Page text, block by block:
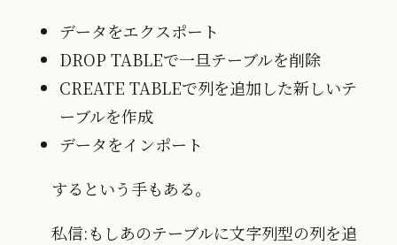
データをエクスポート
DROP TABLEで一旦テーブルを削除
CREATE TABLEで列を追加した新しいテ
ーブルを作成
データをインポート
するという手もある。
私信:もしあのテーブルに文字列型の列を追